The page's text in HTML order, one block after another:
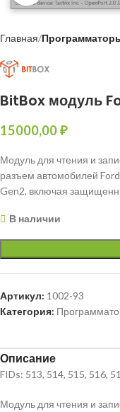
Главная
BitBox модуль
15000,00₽
Модуль для чтения и
разъем автомобилей
Gen2, включая
В наличии
Артикул: 1002-93
Категория:
Описание
FIDs: 513, 514, 515, 516,
Модуль для чтения и